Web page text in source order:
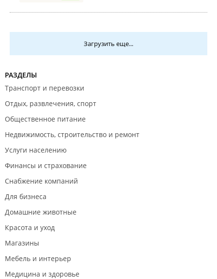
Загрузить еще...
РАЗДЕЛЫ
Транспорт и перевозки
Отдых, развлечения, спорт
Общественное питание
Недвижимость, строительство и ремонт
Услуги населению
Финансы и страхование
Снабжение компаний
Для бизнеса
Домашние животные
Красота и уход
Магазины
Мебель и интерьер
Медицина и здоровье